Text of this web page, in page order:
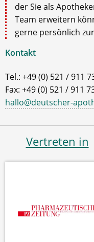
der Sie als
Team erweitern
gerne persönlich
Kontakt
Tel.: +49 (0) 521 / 911
Fax: +49 (0) 521 / 911
hallo@deutscher-
Vertreten in